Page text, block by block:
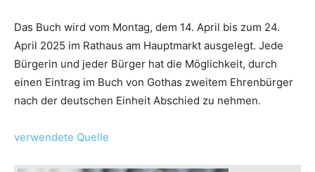
Das Buch wird vom Montag, dem 14. April bis zum 24.
April 2025 im Rathaus am Hauptmarkt ausgelegt. Jede
Bürgerin und jeder Bürger hat die Möglichkeit, durch
einen Eintrag im Buch von Gothas zweitem Ehrenbürger
nach der deutschen Einheit Abschied zu nehmen.
verwendete Quelle